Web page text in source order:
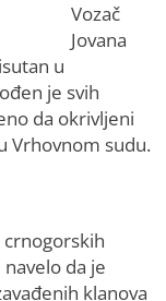
Vozač
Jovana
u
je svih
da okrivljeni
Vrhovnom sudu.
da je
klanova